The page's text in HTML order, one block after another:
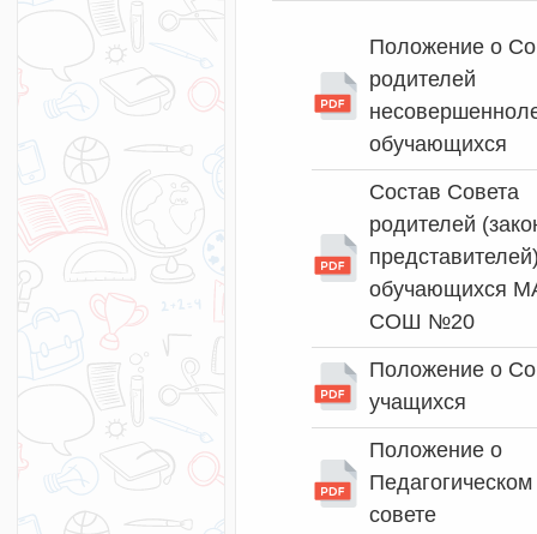
Положение о
родителей
обучающихся
Состав Совета
родителей
обучающихся
СОШ №20
Положение о
учащихся
Положение о
Педагогическом
совете